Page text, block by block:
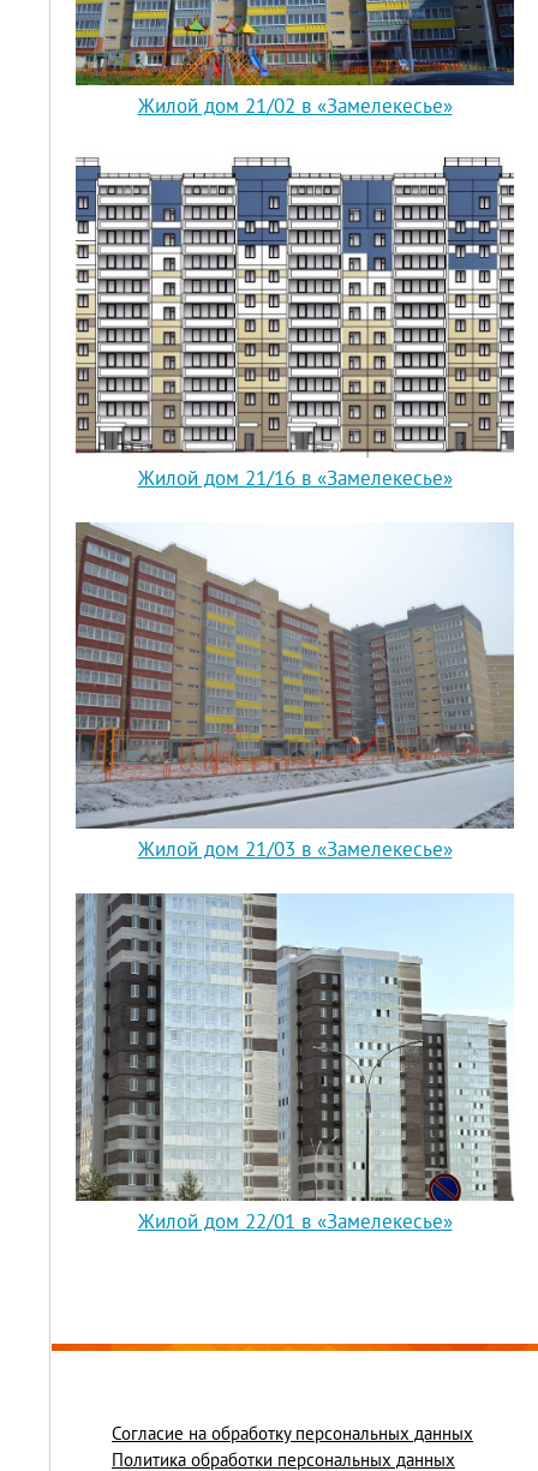
Жилой дом 21/02 в «Замелекесье»
Жилой дом 21/16 в «Замелекесье»
Жилой дом 21/03 в «Замелекесье»
Жилой дом 22/01 в «Замелекесье»
Согласие на обработку персональных данных
Политика обработки персональных данных